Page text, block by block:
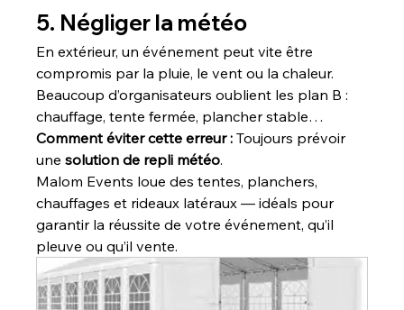
5. Négliger la météo
En extérieur, un événement peut vite être
compromis par la pluie, le vent ou la chaleur.
Beaucoup d’organisateurs oublient les plan B :
chauffage, tente fermée, plancher stable…
Comment éviter cette erreur : Toujours prévoir
une solution de repli météo.
Malom Events loue des tentes, planchers,
chauffages et rideaux latéraux — idéals pour
garantir la réussite de votre événement, qu’il
pleuve ou qu’il vente.